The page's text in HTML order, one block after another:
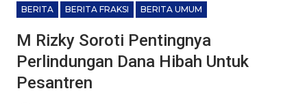
BERITA BERITA FRAKSI BERITA UMUM
M Rizky Soroti Pentingnya
Perlindungan Dana Hibah Untuk
Pesantren